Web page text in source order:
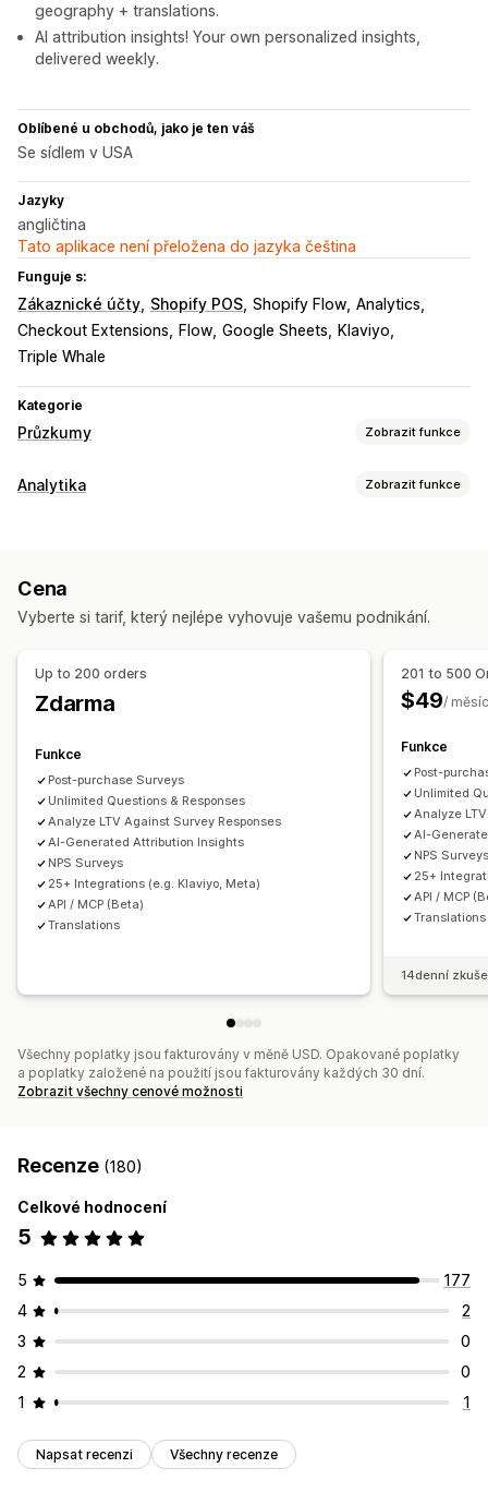
geography + translations.
AI attribution insights! Your own personalized insights,
delivered weekly.
Oblíbené u obchodů, jako je ten váš
Se sídlem v USA
Jazyky
angličtina
Tato aplikace není přeložena do jazyka čeština
Funguje s:
Zákaznické účty Shopify POS Shopify Flow Analytics
Checkout Extensions
Flow Google Sheets
Klaviyo
Triple Whale
Kategorie
Průzkumy Zobrazit funkce
Přizpůsobení formuláře
Více jazyků
Spokojenost zákazníků
Net Promoter Score (NPS)
Zpětná vazba k produktu
Správa odeslaných příspěvků
Export dat
Analytika Zákaznické segmenty
Analytika Zobrazit funkce
IP návštěvníka
Analýza zákaznických segmentů
Sledování UTM
Vizuály a výkazy
Teplotní mapy
Panel analytiky
Vlastní panely
Vlastní výkazy Export dat Plánování výkazů
Cena
Vyberte si tarif, který nejlépe vyhovuje vašemu podnikání.
Up to 200 orders
Zdarma
Funkce
Post-purchase Surveys
Unlimited Questions & Responses
Analyze LTV Against Survey Responses
AI-Generated Attribution Insights
NPS Surveys
25+ Integrations (e.g. Klaviyo, Meta)
API / MCP (Beta)
Translations
201 to 500
$49/ měsíc
Funkce
Post-
Unlimited
Analyze
AI-
NPS
25+
API / MCP
Translations
14denní
Všechny poplatky jsou fakturovány v měně USD. Opakované poplatky
a poplatky založené na použití jsou fakturovány každých 30 dní.
Zobrazit všechny cenové možnosti
Recenze (180)
Celkové hodnocení
5
5
177
4
2
3
0
2
0
1
1
Napsat recenzi Všechny recenze